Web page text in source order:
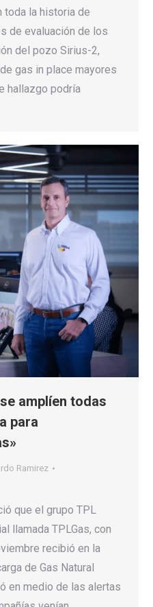
toda la historia de
de evaluación de los
del pozo Sirius-2,
gas in place mayores
hallazgo podría
amplíen todas
para
Ramirez
que el grupo TPL
llamada TPLGas, con
recibió en la
de Gas Natural
en medio de las alertas